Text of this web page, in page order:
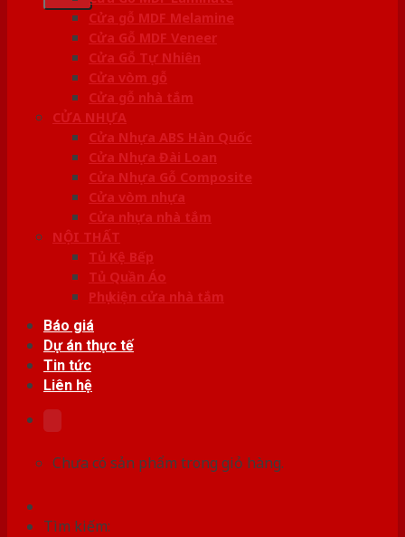
Cửa gỗ MDF Melamine
Cửa Gỗ MDF Veneer
Cửa Gỗ Tự Nhiên
Cửa vòm gỗ
Cửa gỗ nhà tắm
CỬA NHỰA
Cửa Nhựa ABS Hàn Quốc
Cửa Nhựa Đài Loan
Cửa Nhựa Gỗ Composite
Cửa vòm nhựa
Cửa nhựa nhà tắm
NỘI THẤT
Tủ Kệ Bếp
Tủ Quần Áo
Phụ kiện cửa nhà tắm
Báo giá
Dự án thực tế
Tin tức
Liên hệ
Chưa có sản phẩm trong giỏ hàng.
Tìm kiếm: